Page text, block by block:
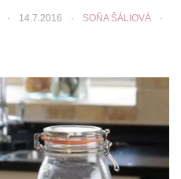
14.7.2016 SOŇA ŠÁLIOVÁ